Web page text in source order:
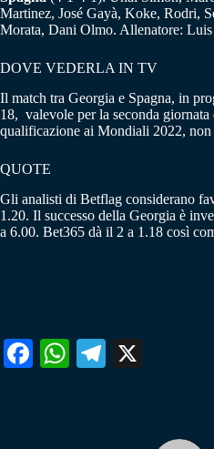
Martinez, José Gayà, Koke, Rodri,
Morata, Dani Olmo. Allenatore:
DOVE VEDERLA IN TV
Il match tra Georgia e Spagna, in
18, valevole per la seconda
qualificazione ai Mondiali 2022, non
QUOTE
Gli analisti di Betflag considerano
1.20. Il successo della Georgia è
a 6.00. Bet365 dà il 2 a 1.18 così
Fa W
Te